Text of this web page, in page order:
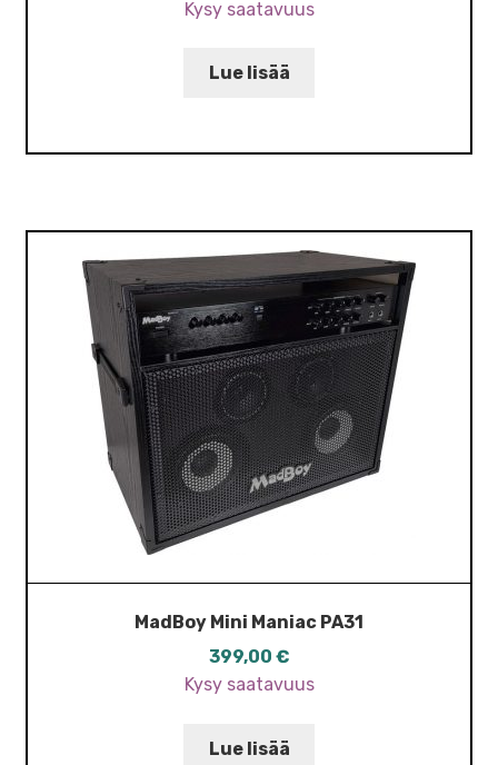
Kysy saatavuus
Lue lisää
MadBoy Mini Maniac PA31
399,00 €
Kysy saatavuus
Lue lisää